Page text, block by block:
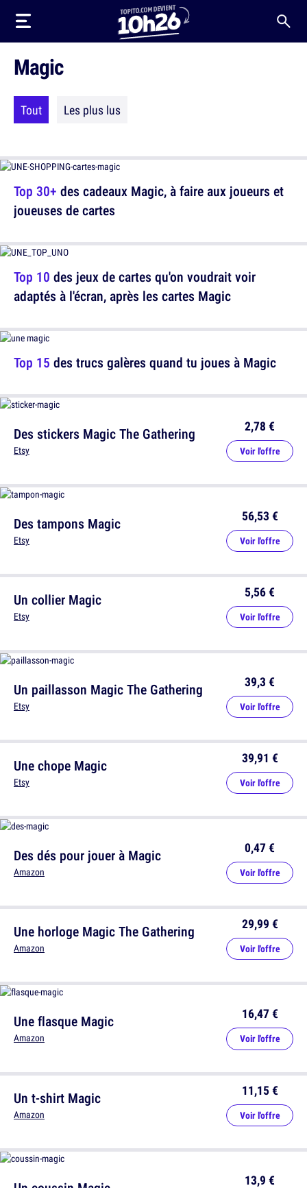
Magic
Tout Les plus lus
Top 30+ des cadeaux Magic, à faire aux joueurs et
joueuses de cartes
Top 10 des jeux de cartes qu'on voudrait voir
adaptés à l'écran, après les cartes Magic
Des stickers Magic The Gathering
Etsy
2,78 €
Voir l'offre
Un paillasson Magic The Gathering
Etsy
39,3 €
Voir l'offre
Des dés pour jouer à Magic
Amazon
0,47 €
Voir l'offre
Une flasque Magic
Amazon
16,47 €
Voir l'offre
13,9 €
Top 15 des trucs galères quand tu joues à Magic
Des tampons Magic
Etsy
56,53 €
Voir l'offre
Un collier Magic
Etsy
5,56 €
Voir l'offre
Une chope Magic
Etsy
39,91 €
Voir l'offre
Une horloge Magic The Gathering
Amazon
29,99 €
Voir l'offre
Un t-shirt Magic
Amazon
11,15 €
Voir l'offre